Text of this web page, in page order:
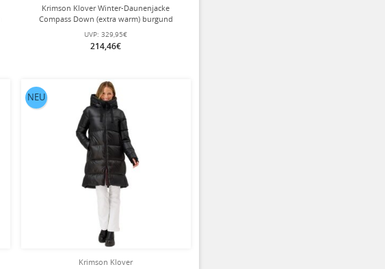
Krimson Klover Winter-Daunenjacke
Compass Down (extra warm) burgund
UVP: 329,95€
214,46€
Krimson Klover
NEU